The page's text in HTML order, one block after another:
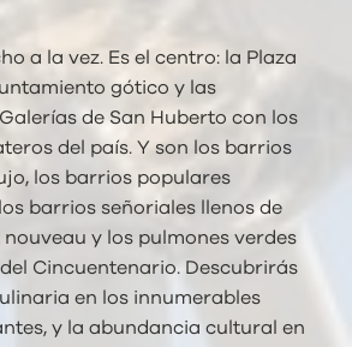
a la vez. Es el centro: la Plaza
gótico y las
de San Huberto con los
del país. Y son los barrios
los barrios populares
barrios señoriales llenos de
y los pulmones verdes
Cincuentenario. Descubrirás
en los innumerables
y la abundancia cultural en